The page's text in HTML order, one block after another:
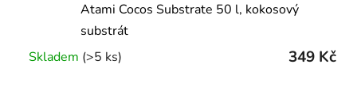
Atami Cocos Substrate 50 l, kokosový
substrát
Skladem (>5 ks) 349 Kč